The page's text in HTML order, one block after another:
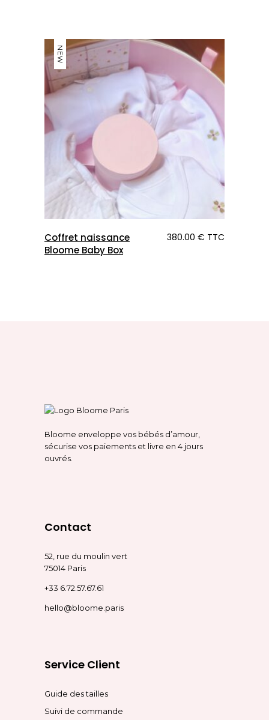
NEW
Coffret naissance
Bloome Baby Box
380.00 € TTC
Bloome enveloppe vos bébés d’amour,
sécurise vos paiements et livre en 4 jours
ouvrés.
Contact
52, rue du moulin vert
75014 Paris
+33 6.72.57.67.61
hello@bloome.paris
Service Client
Guide des tailles
Suivi de commande